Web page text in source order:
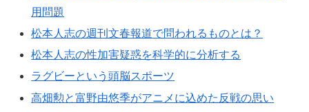
用問題
松本人志の週刊文春報道で問われるものとは？
松本人志の性加害疑惑を科学的に分析する
ラグビーという頭脳スポーツ
高畑勲と富野由悠季がアニメに込めた反戦の思い